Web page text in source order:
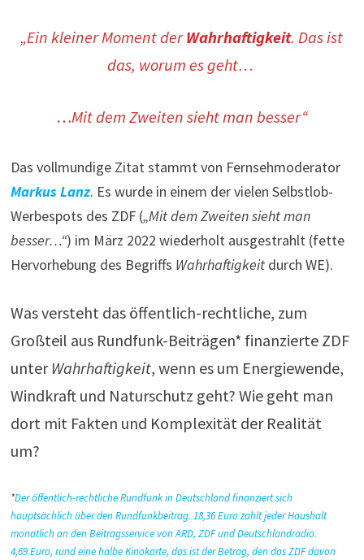
„Ein kleiner Moment derWahrhaftigkeit. Das ist
das, worum es geht…
…Mit dem Zweiten sieht man besser“
Das vollmundige Zitat stammt von Fernsehmoderator
Markus Lanz. Es wurde in einem der vielen Selbstlob-
Werbespots des ZDF („Mit dem Zweiten sieht man
besser…“) im März 2022 wiederholt ausgestrahlt (fette
Hervorhebung des Begriffs Wahrhaftigkeit durch WE).
Was versteht das öffentlich-rechtliche, zum
Großteil aus Rundfunk-Beiträgen* finanzierte ZDF
unter Wahrhaftigkeit, wenn es um Energiewende,
Windkraft und Naturschutz geht? Wie geht man
dort mit Fakten und Komplexität der Realität
um?
*Der öffentlich-rechtliche Rundfunk in Deutschland finanziert sich
hauptsächlich über den Rundfunkbeitrag. 18,36 Euro zahlt jeder Haushalt
monatlich an den Beitragsservice von ARD, ZDF und Deutschlandradio.
4,69 Euro, rund eine halbe Kinokarte, das ist der Betrag, den das ZDF davon